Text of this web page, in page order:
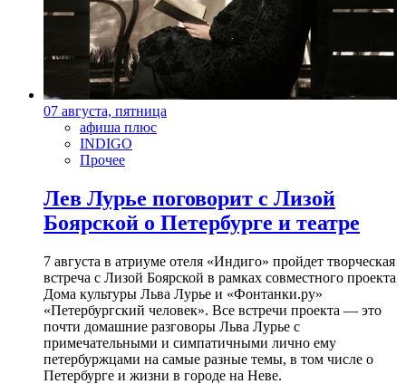
07 августа, пятница
афиша плюс
INDIGO
Прочее
Лев Лурье поговорит с Лизой
Боярской о Петербурге и театре
7 августа в атриуме отеля «Индиго» пройдет творческая
встреча с Лизой Боярской в рамках совместного проекта
Дома культуры Льва Лурье и «Фонтанки.ру»
«Петербургский человек». Все встречи проекта — это
почти домашние разговоры Льва Лурье с
примечательными и симпатичными лично ему
петербуржцами на самые разные темы, в том числе о
Петербурге и жизни в городе на Неве.